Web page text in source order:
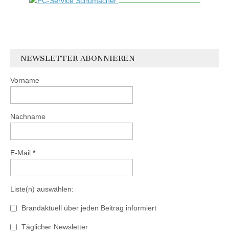
NEWSLETTER ABONNIEREN
Vorname
Nachname
E-Mail *
Liste(n) auswählen:
Brandaktuell über jeden Beitrag informiert
Täglicher Newsletter